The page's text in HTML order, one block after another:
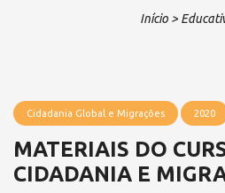
Início >
Cidadania Global e Migrações 2020
MATERIAIS DO
CIDADANIA E